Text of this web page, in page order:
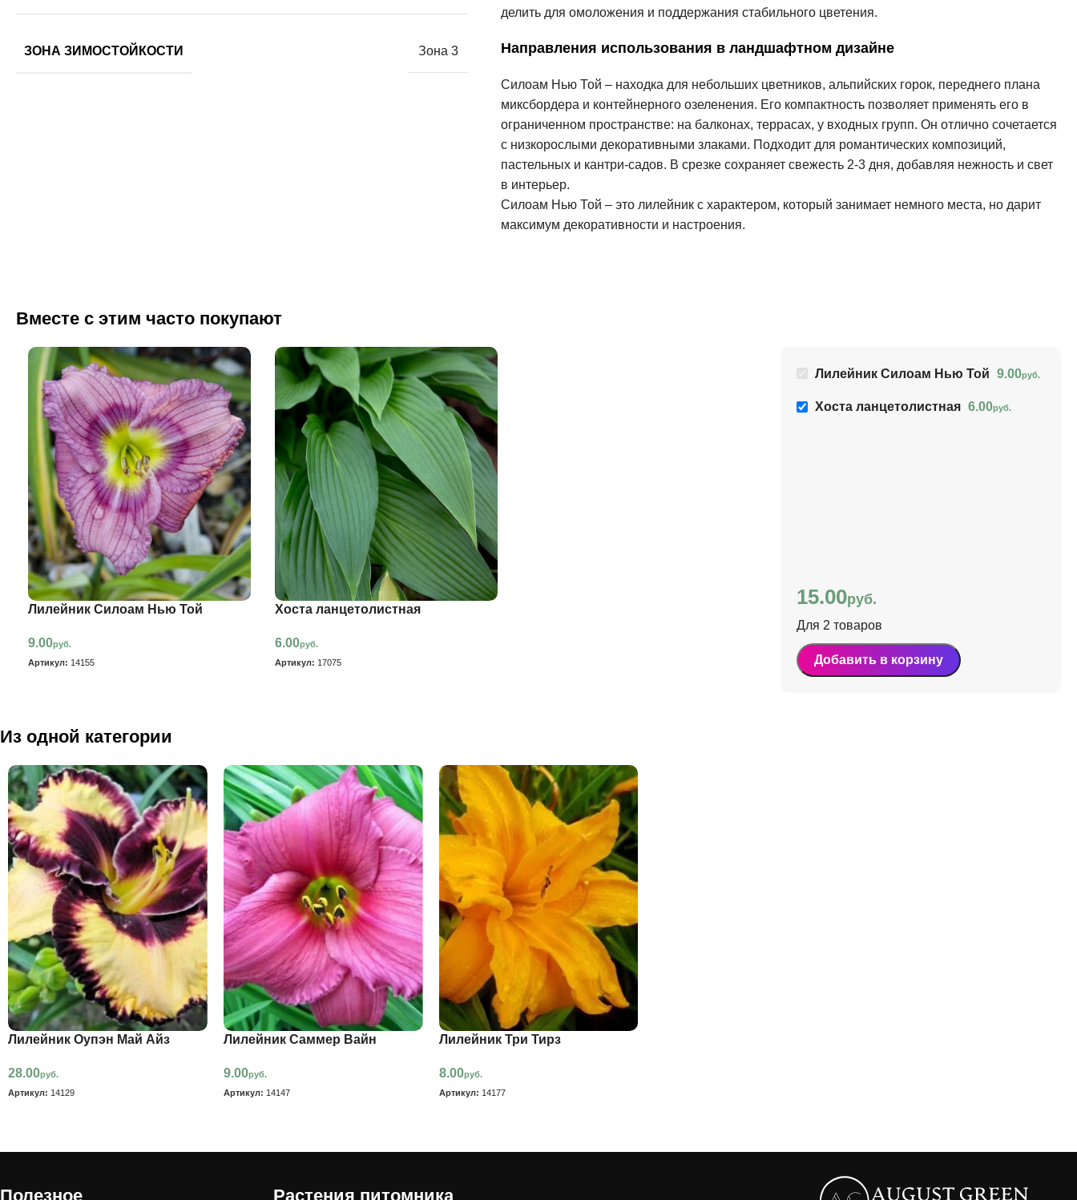
ЗОНА ЗИМОСТОЙКОСТИ Зона 3
делить для омоложения и поддержания стабильного цветения.
Направления использования в ландшафтном дизайне
Силоам Нью Той – находка для небольших цветников, альпийских горок, переднего плана
миксбордера и контейнерного озеленения. Его компактность позволяет применять его в
ограниченном пространстве: на балконах, террасах, у входных групп. Он отлично сочетается
с низкорослыми декоративными злаками. Подходит для романтических композиций,
пастельных и кантри-садов. В срезке сохраняет свежесть 2-3 дня, добавляя нежность и свет
в интерьер.
Силоам Нью Той – это лилейник с характером, который занимает немного места, но дарит
максимум декоративности и настроения.
Вместе с этим часто покупают
Лилейник Силоам Нью Той
9.00руб.
Артикул: 14155
Хоста ланцетолистная
6.00руб.
Артикул: 17075
Лилейник Силоам Нью Той 9.00руб.
Хоста ланцетолистная 6.00руб.
15.00руб.
Для 2 товаров
Добавить в корзину
Из одной категории
Лилейник Оупэн Май Айз
28.00руб.
Артикул: 14129
Лилейник Саммер Вайн
9.00руб.
Артикул: 14147
Лилейник Три Тирз
8.00руб.
Артикул: 14177
Полезное Растения питомника